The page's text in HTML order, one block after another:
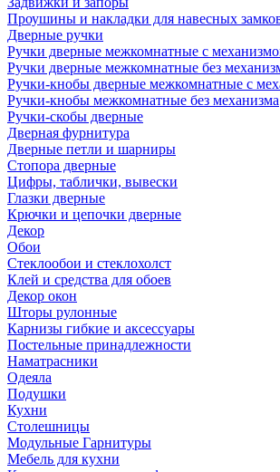
Проушины и накладки для навесных
Дверные ручки
Ручки дверные межкомнатные с
Ручки дверные межкомнатные без
Ручки-кнобы дверные межкомнатные с
Ручки-кнобы межкомнатные без механизма
Ручки-скобы дверные
Дверная фурнитура
Дверные петли и шарниры
Стопора дверные
Цифры, таблички, вывески
Глазки дверные
Крючки и цепочки дверные
Декор
Обои
Стеклообои и стеклохолст
Клей и средства для обоев
Декор окон
Шторы рулонные
Карнизы гибкие и аксессуары
Постельные принадлежности
Наматрасники
Одеяла
Подушки
Кухни
Столешницы
Модульные Гарнитуры
Мебель для кухни